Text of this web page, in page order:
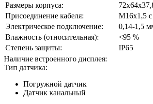
Размеры корпуса:
Присоединение кабеля:
M16x1,5
Электрическое подключение:
0,14-1,5
Влажность (относительная):
<95 %
Степень защиты:
IP65
Наличие встроенного дисплея:
Тип датчика:
Погружной датчик
Датчик канальный